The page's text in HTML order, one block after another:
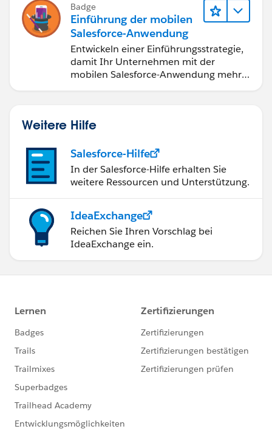
Badge
Einführung der mobilen
Salesforce-Anwendung
Entwickeln einer Einführungsstrategie,
damit Ihr Unternehmen mit der
mobilen Salesforce-Anwendung mehr
Weitere Hilfe
Salesforce-Hilfe
In der Salesforce-Hilfe erhalten Sie
weitere Ressourcen und Unterstützung.
IdeaExchange
Reichen Sie Ihren Vorschlag bei
IdeaExchange ein.